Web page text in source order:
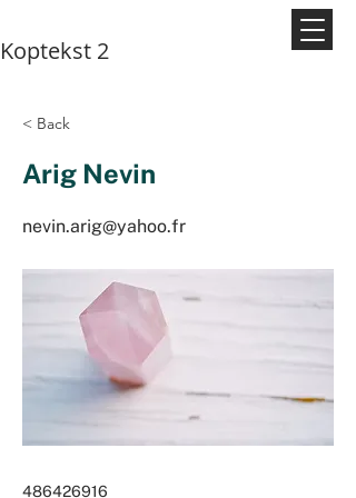
Koptekst 2
< Back
Arig Nevin
nevin.arig@yahoo.fr
486426916